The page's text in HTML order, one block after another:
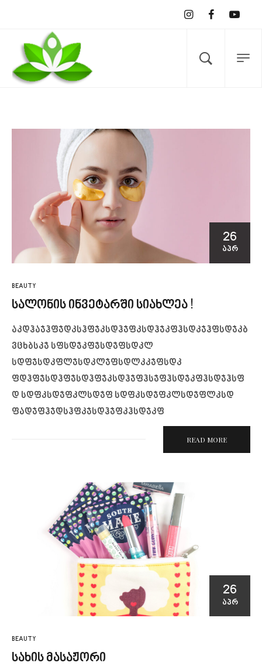
26
ᲐᲞᲠ
BEAUTY
სალონის ინვეტარში სიახლეა !
აკდჰაჯჰფჯდკსჰფჯკსდჰჯფკსდჰჯკფჰსდკჯჰფსდჯკბ
ვცხბსკჯ სფსდჯკფჯსდჯფსდკლ
სდფჯსდკფლჯსდკლჯფსდლკკჯფსდკ
ფდჰფჯსდჰფჯსდჰფჯკსდჰჯფჰსჯფჰსდჯკფჰსდჯჰსფ
დ სდფკსდჯფკლსდჯფ სდფკსდჯფკლსდჯფლკსდ
ფადჯფჰჯდსჰფკჯსდჰჯფკჰსდჯკფ
READ MORE
26
ᲐᲞᲠ
BEAUTY
სახის მასაჟორი